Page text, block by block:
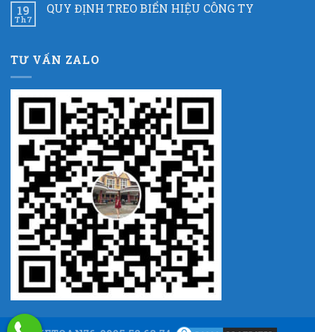
19
Th7
QUY ĐỊNH TREO BIỂN HIỆU CÔNG TY
TƯ VẤN ZALO